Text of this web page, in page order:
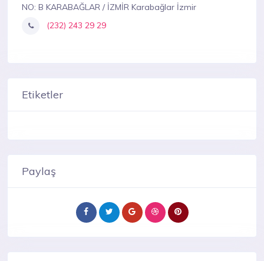
NO: B KARABAĞLAR / İZMİR Karabağlar İzmir
(232) 243 29 29
Etiketler
Paylaş